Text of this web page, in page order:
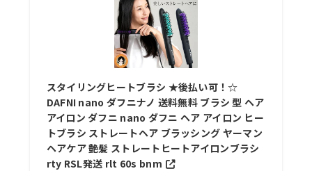
スタイリングヒートブラシ ★後払い可！☆
DAFNI nano ダフニナノ 送料無料 ブラシ 型 ヘア
アイロン ダフニ nano ダフニ ヘア アイロン ヒー
トブラシ ストレートヘア ブラッシング ヤーマン
ヘアケア 艶髪 ストレートヒートアイロンブラシ
rty RSL発送 rlt 60s bnm